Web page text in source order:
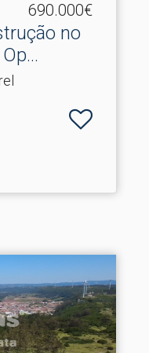
690.000€
no